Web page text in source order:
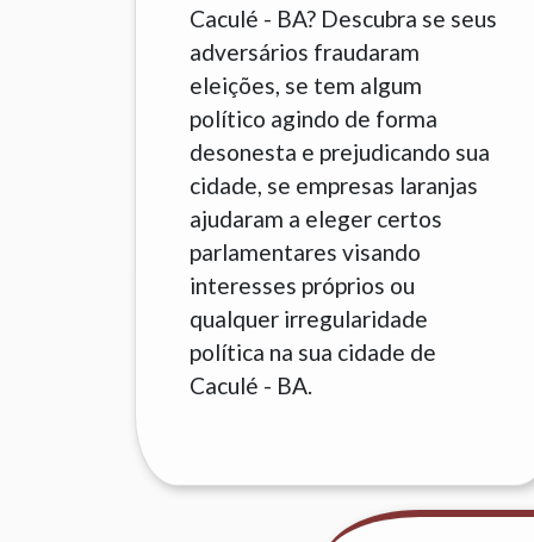
Caculé - BA? Descubra se seus
adversários fraudaram
eleições, se tem algum
político agindo de forma
desonesta e prejudicando sua
cidade, se empresas laranjas
ajudaram a eleger certos
parlamentares visando
interesses próprios ou
qualquer irregularidade
política na sua cidade de
Caculé - BA.